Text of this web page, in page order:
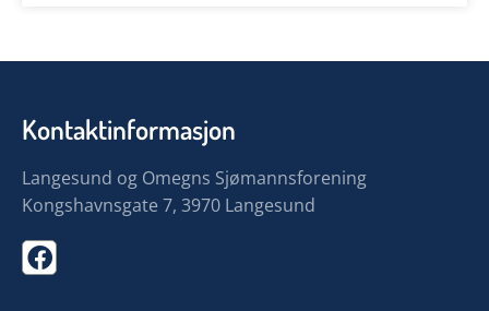
Kontaktinformasjon
Langesund og Omegns Sjømannsforening
Kongshavnsgate 7, 3970 Langesund